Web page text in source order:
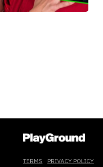
TERMS PRIVACY POLICY